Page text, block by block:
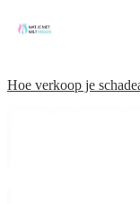
Hoe verkoop je